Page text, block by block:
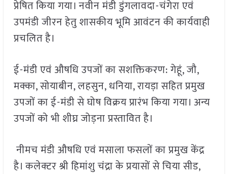
प्रेषित किया गया। नवीन मंडी डुंगलावदा-चंगेरा एवं
उपमंडी जीरन हेतु शासकीय भूमि आवंटन की कार्यवाही
प्रचलित है।
ई-मंडी एवं औषधि उपजों का सशक्तिकरण: गेहूं, जौ,
मक्का, सोयाबीन, लहसुन, धनिया, रायड़ा सहित प्रमुख
उपजों का ई-मंडी से घोष विक्रय प्रारंभ किया गया। अन्य
उपजों को भी शीघ्र जोड़ना प्रस्तावित है।
नीमच मंडी औषधि एवं मसाला फसलों का प्रमुख केंद्र
है। कलेक्टर श्री हिमांशु चंद्रा के प्रयासों से चिया सीड,